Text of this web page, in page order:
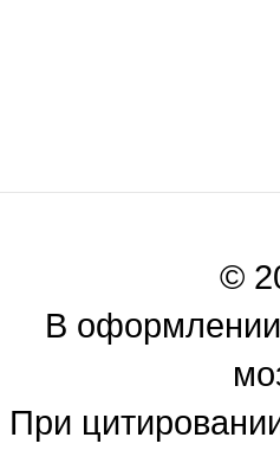
©
В оформлении
При